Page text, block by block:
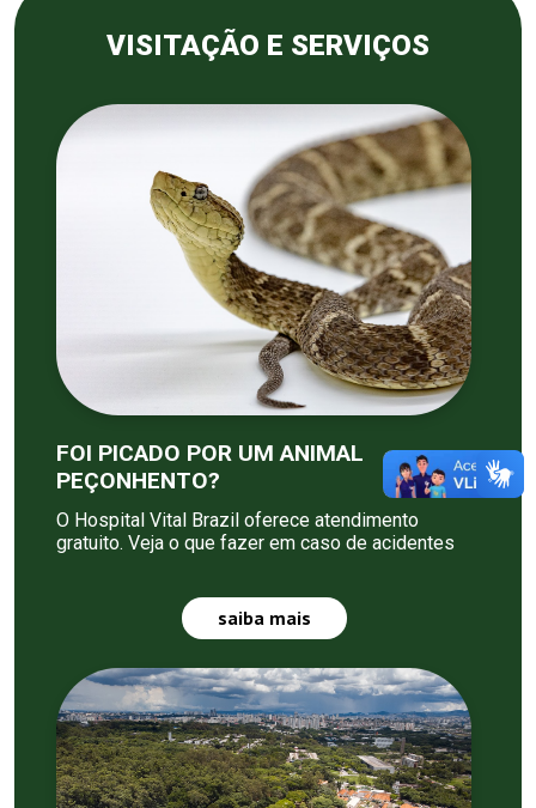
VISITAÇÃO E SERVIÇOS
FOI PICADO POR UM ANIMAL
PEÇONHENTO?
O Hospital Vital Brazil oferece atendimento
gratuito. Veja o que fazer em caso de acidentes
saiba mais